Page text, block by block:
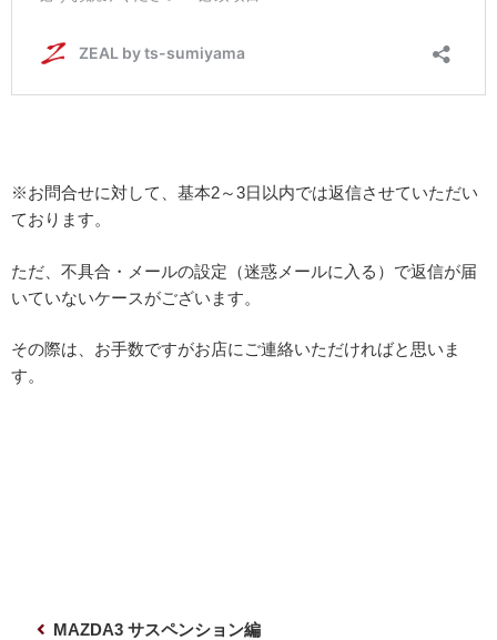
※お問合せに対して、基本2～3日以内では返信させていただい
ております。
ただ、不具合・メールの設定（迷惑メールに入る）で返信が届
いていないケースがございます。
その際は、お手数ですがお店にご連絡いただければと思いま
す。
MAZDA3 サスペンション編